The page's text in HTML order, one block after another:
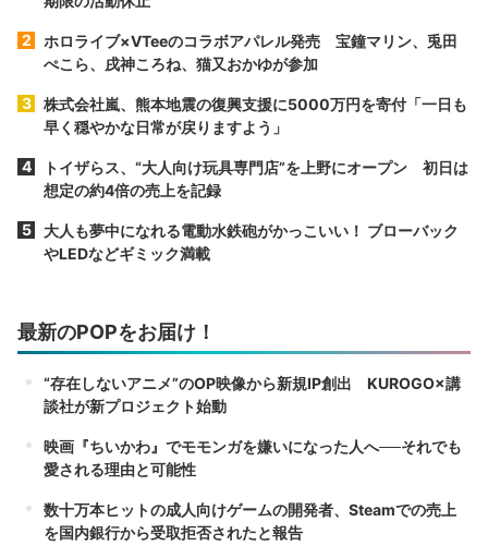
ホロライブ×VTeeのコラボアパレル発売 宝鐘マリン、兎田
ぺこら、戌神ころね、猫又おかゆが参加
株式会社嵐、熊本地震の復興支援に5000万円を寄付「一日も
早く穏やかな日常が戻りますよう」
トイザらス、“大人向け玩具専門店”を上野にオープン 初日は
想定の約4倍の売上を記録
大人も夢中になれる電動水鉄砲がかっこいい！ ブローバック
やLEDなどギミック満載
最新のPOPをお届け！
“存在しないアニメ”のOP映像から新規IP創出 KUROGO×講
談社が新プロジェクト始動
映画『ちいかわ』でモモンガを嫌いになった人へ──それでも
愛される理由と可能性
数十万本ヒットの成人向けゲームの開発者、Steamでの売上
を国内銀行から受取拒否されたと報告